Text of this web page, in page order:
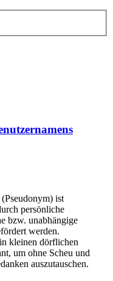
ist
persönliche
bzw. unabhängige
werden.
kleinen dörflichen
um ohne Scheu und
auszutauschen.